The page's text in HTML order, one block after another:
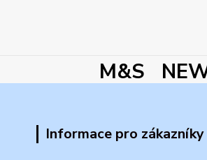
M&S
Informace pro zákazníky